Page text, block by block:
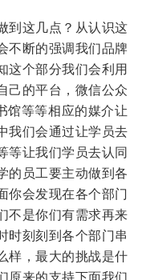
这几点？从认识这
不断的强调我们品牌
这个部分我们会利用
己的平台，微信公众
馆等等相应的媒介让
我们会通过让学员去
等让我们学员去认同
的员工要主动做到各
你会发现在各个部门
不是你们有需求再来
时刻刻到各个部门串
样，最大的挑战是什
原来的支持下面我们